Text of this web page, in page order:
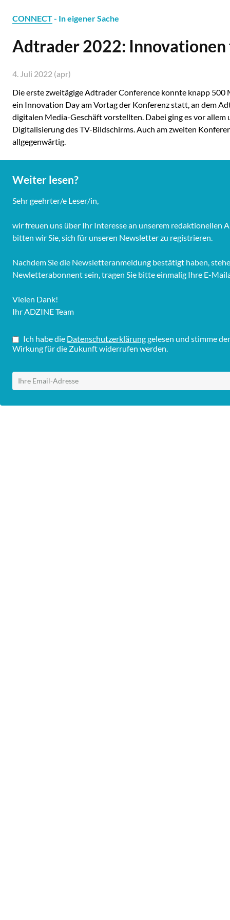
CONNECT- In eigener Sache
Adtrader 2022:
4. Juli 2022 (apr)
Die erste zweitägige Adtrader Conference konnte knapp
ein Innovation Day am Vortag der Konferenz statt, an dem
digitalen Media-Geschäft vorstellten. Dabei ging es vor
Digitalisierung des TV-Bildschirms. Auch am zweiten
allgegenwärtig.
Weiter lesen?
Sehr geehrter/e Leser/in,
wir freuen uns über Ihr Interesse an unserem redaktionellen
bitten wir Sie, sich für unseren Newsletter zu registrieren.
Nachdem Sie die Newsletteranmeldung bestätigt haben,
Newletterabonnent sein, tragen Sie bitte einmalig Ihre E-
Vielen Dank!
Ihr ADZINE Team
Ich habe die Datenschutzerklärunggelesen und stimme
Wirkung für die Zukunft widerrufen werden.